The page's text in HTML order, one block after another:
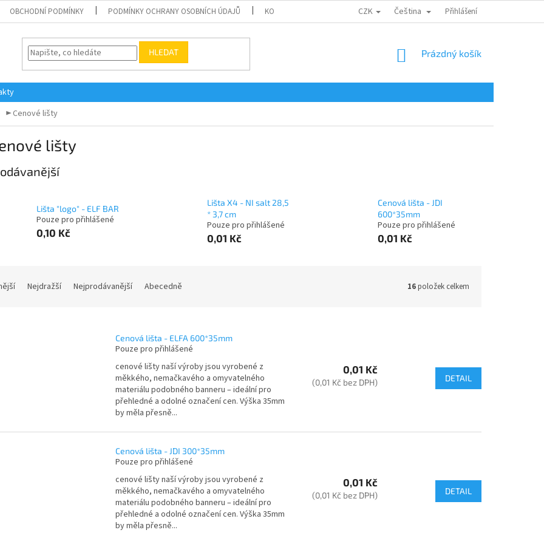
OBCHODNÍ PODMÍNKY PODMÍNKY OCHRANY OSOBNÍCH ÚDAJŮ KONTAKTY CZK Čeština Přihlášení
HLEDAT
NÁKUPNÍ
Prázdný košík
► Cenové lišty
lišty
Lišta "logo" - ELF BAR
Pouze pro přihlášené
0,10 Kč
Lišta X4 - NI salt 28,5
* 3,7 cm
Pouze pro přihlášené
0,01 Kč
Cenová lišta - JDI
600*35mm
Pouze pro přihlášené
0,01 Kč
Nejdražší Nejprodávanější Abecedně 16položek celkem
Cenová lišta - ELFA 600*35mm
Pouze pro přihlášené
cenové lišty naší výroby jsou vyrobené z
měkkého, nemačkavého a omyvatelného
materiálu podobného banneru – ideální pro
přehledné a odolné označení cen. Výška 35mm
by měla přesně...
0,01 Kč
(0,01 Kč bez DPH) DETAIL
Cenová lišta - JDI 300*35mm
Pouze pro přihlášené
cenové lišty naší výroby jsou vyrobené z
měkkého, nemačkavého a omyvatelného
materiálu podobného banneru – ideální pro
přehledné a odolné označení cen. Výška 35mm
by měla přesně...
0,01 Kč
(0,01 Kč bez DPH) DETAIL